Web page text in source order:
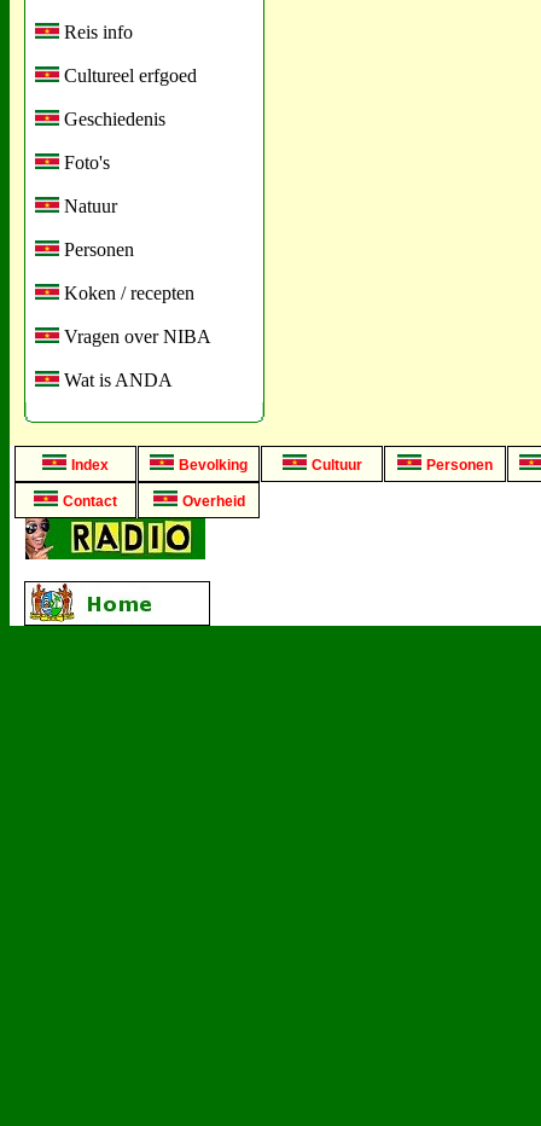
Reis info
Cultureel erfgoed
Geschiedenis
Foto's
Natuur
Personen
Koken / recepten
Vragen over NIBA
Wat is ANDA
Index Bevolking Cultuur Personen
Contact Overheid